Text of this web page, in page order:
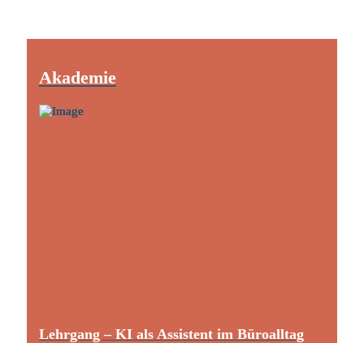
Akademie
Lehrgang – KI als Assistent im Büroalltag